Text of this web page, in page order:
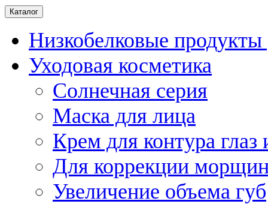
Каталог
Низкобелковые продукты
Уходовая косметика
Солнечная серия
Маска для лица
Крем для контура глаз
Для коррекции
Увеличение объема губ